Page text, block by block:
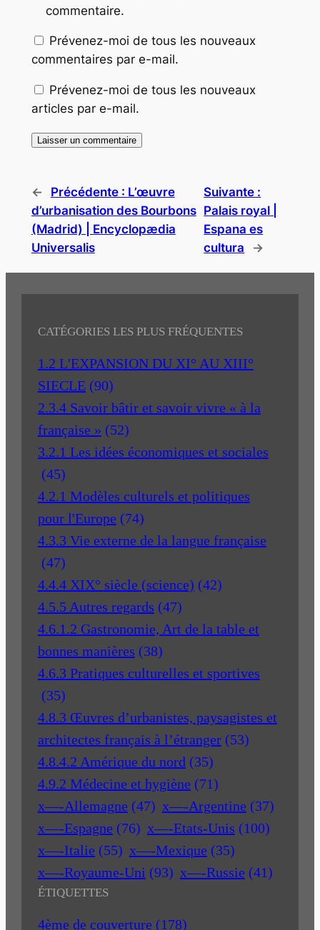
commentaire.
Prévenez-moi de tous les nouveaux
commentaires par e-mail.
Prévenez-moi de tous les nouveaux
articles par e-mail.
← Précédente : L’œuvre
d’urbanisation des Bourbons
(Madrid) | Encyclopædia
Universalis
Suivante :
Palais royal |
Espana es
cultura
→
CATÉGORIES LES PLUS FRÉQUENTES
1.2 L'EXPANSION DU XI° AU XIII°
SIECLE (90)
2.3.4 Savoir bâtir et savoir vivre « à la
française » (52)
3.2.1 Les idées économiques et sociales
(45)
4.2.1 Modèles culturels et politiques
pour l'Europe (74)
4.3.3 Vie externe de la langue française
(47)
4.4.4 XIX° siècle (science) (42)
4.5.5 Autres regards (47)
4.6.1.2 Gastronomie, Art de la table et
bonnes manières (38)
4.6.3 Pratiques culturelles et sportives
(35)
4.8.3 Œuvres d’urbanistes, paysagistes et
architectes français à l’étranger (53)
4.8.4.2 Amérique du nord (35)
4.9.2 Médecine et hygiène (71)
x—-Allemagne (47) x—-Argentine (37)
x—-Espagne (76) x—-Etats-Unis (100)
x—-Italie (55) x—-Mexique (35)
x—-Royaume-Uni (93) x—-Russie (41)
ÉTIQUETTES
4ème de couverture (178)